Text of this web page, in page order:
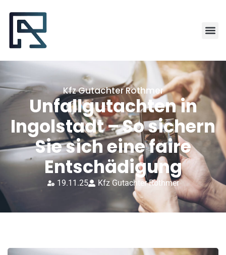
Kfz Gutachter Rothmer
Unfallgutachten in
Ingolstadt – So sichern
Sie sich eine faire
Entschädigung
19.11.25 Kfz Gutachter Rothmer